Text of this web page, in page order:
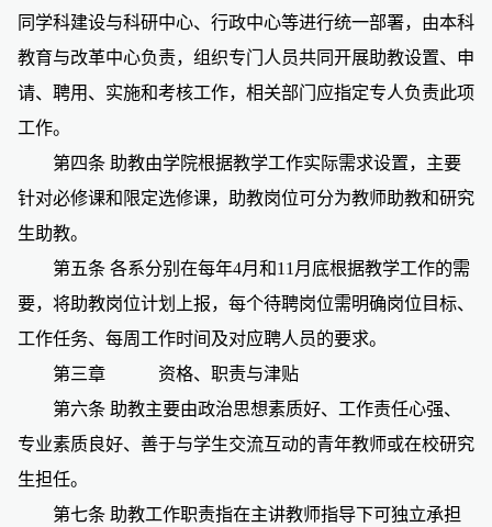
同学科建设与科研中心、行政中心等进行统一部署，由本科
教育与改革中心负责，组织专门人员共同开展助教设置、申
请、聘用、实施和考核工作，相关部门应指定专人负责此项
工作。
第四条 助教由学院根据教学工作实际需求设置，主要
针对必修课和限定选修课，助教岗位可分为教师助教和研究
生助教。
第五条 各系分别在每年4月和11月底根据教学工作的需
要，将助教岗位计划上报，每个待聘岗位需明确岗位目标、
工作任务、每周工作时间及对应聘人员的要求。
第三章
资格、职责与津贴
第六条 助教主要由政治思想素质好、工作责任心强、
专业素质良好、善于与学生交流互动的青年教师或在校研究
生担任。
第七条 助教工作职责指在主讲教师指导下可独立承担